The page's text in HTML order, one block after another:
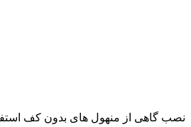
نصب گاهی از منهول های بدون کف